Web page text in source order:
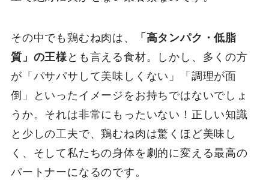
その中でも鶏むね肉は、
「高タンパク・低脂
質」の王様 とも言える食材。しかし、多くの方
が「パサパサして美味しくない」「調理が面
倒」といったイメージをお持ちではないでしょ
うか。それは非常にもったいない！正しい知識
と少しの工夫で、鶏むね肉は驚くほど美味し
く、そして私たちの身体を劇的に変える最高の
パートナーになるのです。